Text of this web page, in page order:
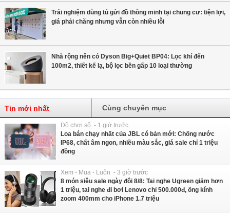
Trải nghiệm dùng tủ gửi đồ thông minh tại chung cư: tiện lợi,
giá phải chăng nhưng vẫn còn nhiều lỗi
Nhà rộng nên có Dyson Big+Quiet BP04: Lọc khí đến
100m2, thiết kế lạ, bộ lọc bền gấp 10 loại thường
Tin mới nhất Cùng chuyên mục
Đồ chơi số - 1 giờ trước
Loa bán chạy nhất của JBL có bản mới: Chống nước
IP68, chất âm ngon, nhiều màu sắc, giá sale chỉ 1 triệu
đồng
Xem - Mua - Luôn - 3 giờ trước
8 món siêu sale ngày đôi 8/8: Tai nghe Ugreen giảm hơn
1 triệu, tai nghe đi bơi Lenovo chỉ 500.000đ, ống kính
zoom 400mm cho iPhone 1.7 triệu